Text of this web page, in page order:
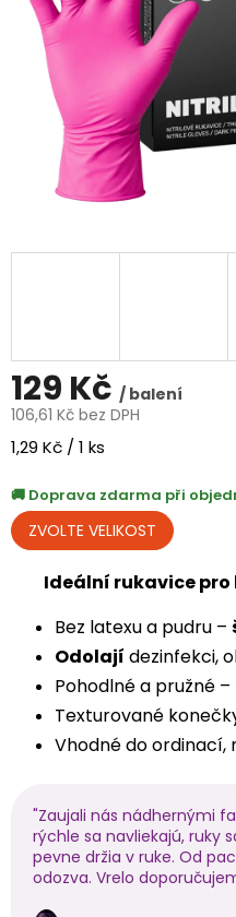
129 Kč / balení
106,61 Kč bez DPH
Měrná
1,29 Kč / 1 ks
Doprava zdarma při
Ideální rukavice pro
Bez latexu a pudru –
Odolají dezinfekci,
Pohodlné a pružné –
Texturované
Vhodné do ordinací,
"Zaujali nás nádhernými
rýchle sa navliekajú, ruky
pevne držia v ruke. Od
odozva. Vrelo